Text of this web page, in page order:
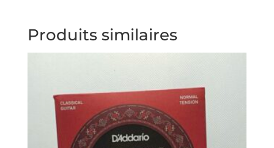
Produits similaires